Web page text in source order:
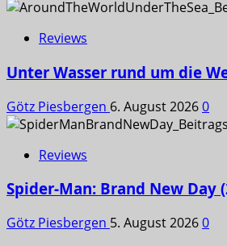
Reviews
Unter Wasser rund um die
Götz Piesbergen 6. August 20260
Reviews
Spider-Man: Brand New Day
Götz Piesbergen 5. August 20260